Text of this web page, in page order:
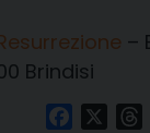
–
Brindisi